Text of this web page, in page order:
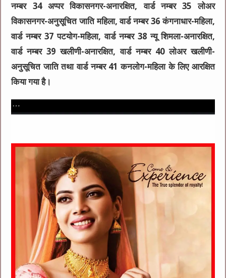
नम्बर 34 अप्पर विकासनगर-अनारक्षित, वार्ड नम्बर 35 लोअर
विकासनगर-अनुसूचित जाति महिला, वार्ड नम्बर 36 कंगनाधार-महिला,
वार्ड नम्बर 37 पटयोग-महिला, वार्ड नम्बर 38 न्यू शिमला-अनारक्षित,
वार्ड नम्बर 39 खलीणी-अनारक्षित, वार्ड नम्बर 40 लोअर खलीणी-
अनुसूचित जाति तथा वार्ड नम्बर 41 कनलोग-महिला के लिए आरक्षित
किया गया है।